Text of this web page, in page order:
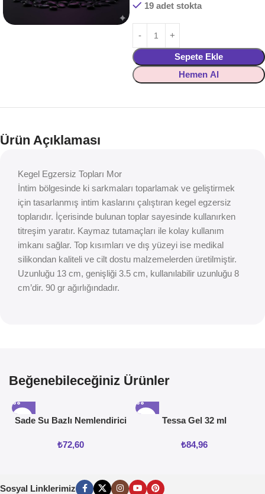
19 adet stokta
Sepete Ekle
Hemen Al
Ürün Açıklaması
Kegel Egzersiz Topları Mor
İntim bölgesinde ki sarkmaları toparlamak ve geliştirmek
için tasarlanmış intim kaslarını çalıştıran kegel egzersiz
toplarıdır. İçerisinde bulunan toplar sayesinde kullanırken
titreşim yaratır. Kaymaz tutamaçları ile kolay kullanım
imkanı sağlar. Top kısımları ve dış yüzeyi ise medikal
silikondan kaliteli ve cilt dostu malzemelerden üretilmiştir.
Uzunluğu 13 cm, genişliği 3.5 cm, kullanılabilir uzunluğu 8
cm’dir. 90 gr ağırlığındadır.
Beğenebileceğiniz Ürünler
Sade Su Bazlı Nemlendirici
₺72,60
Tessa Gel 32 ml
₺84,96
Sosyal Linklerimiz